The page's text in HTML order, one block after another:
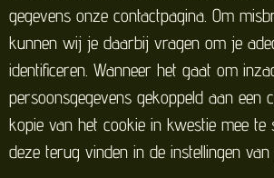
gegevens onze contactpagina. Om
kunnen wij je daarbij vragen om je
identificeren. Wanneer het gaat om
persoonsgegevens gekoppeld aan een
kopie van het cookie in kwestie mee te
deze terug vinden in de instellingen